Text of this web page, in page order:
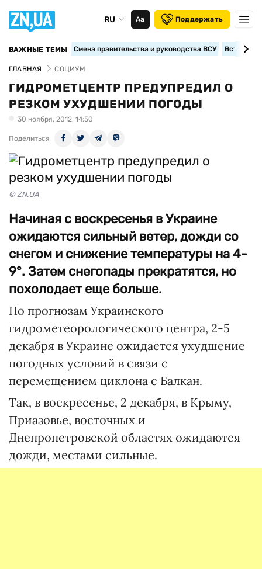
RU Аа Поддержать
ВАЖНЫЕ ТЕМЫ Смена правительства и руководства ВСУ
ГЛАВНАЯ СОЦИУМ
ГИДРОМЕТЦЕНТР ПРЕДУПРЕДИЛ О
РЕЗКОМ УХУДШЕНИИ ПОГОДЫ
30 ноября, 2012, 14:50
Поделиться
© ZN.UA
Начиная с воскресенья в Украине
ожидаются сильный ветер, дожди со
снегом и снижение температуры на 4-
9°. Затем снегопады прекратятся, но
похолодает еще больше.
По прогнозам Украинского
гидрометеорологического центра, 2-5
декабря в Украине ожидается ухудшение
погодных условий в связи с
перемещением циклона с Балкан.
Так, в воскресенье, 2 декабря, в Крыму,
Приазовье, восточных и
Днепропетровской областях ожидаются
дожди, местами сильные.